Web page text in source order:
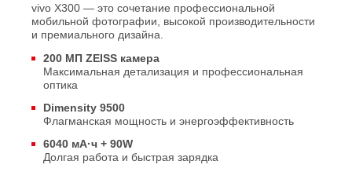
vivo X300 — это сочетание профессиональной
мобильной фотографии, высокой производительности
и премиального дизайна.
200 МП ZEISS камера
Максимальная детализация и профессиональная
оптика
Dimensity 9500
Флагманская мощность и энергоэффективность
6040 мА·ч + 90W
Долгая работа и быстрая зарядка